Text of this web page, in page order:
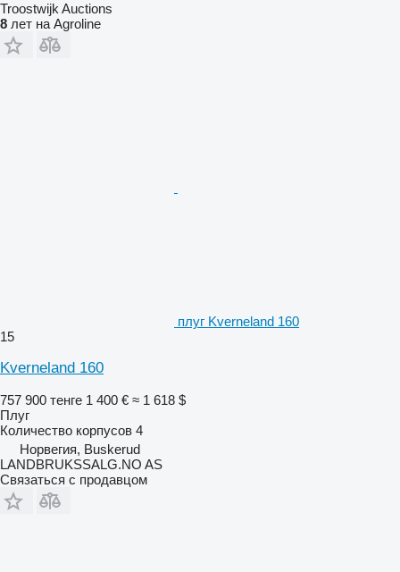
Troostwijk Auctions
8 лет на Agroline
плуг Kverneland 160
15
Kverneland 160
757 900 тенге 1 400 € ≈ 1 618 $
Плуг
Количество корпусов 4
Норвегия, Buskerud
LANDBRUKSSALG.NO AS
Связаться с продавцом